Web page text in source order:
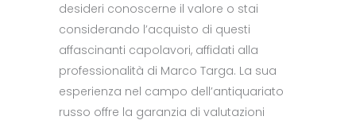
desideri conoscerne il valore o stai
considerando l’acquisto di questi
affascinanti capolavori, affidati alla
professionalità di Marco Targa. La sua
esperienza nel campo dell’antiquariato
russo offre la garanzia di valutazioni